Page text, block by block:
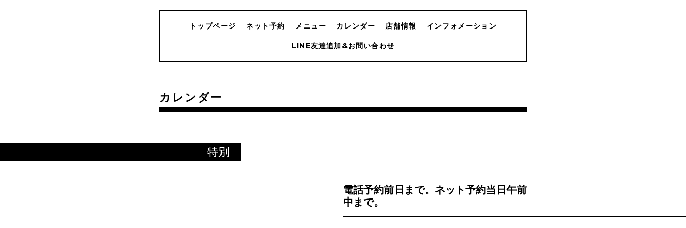
トップページ ネット予約 メニュー カレンダー 店舗情報 インフォメーション
LINE友達追加&お問い合わせ
カレンダー
特別
電話予約前日まで。ネット予約当日午前
中まで。